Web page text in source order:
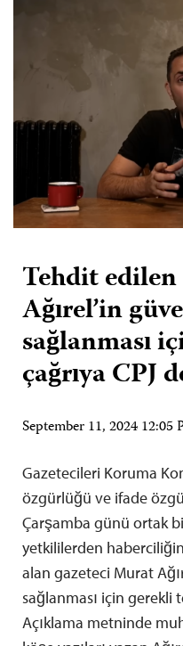
Tehdit
Ağırel’in
sağlanması
çağrıya CPJ
September 11, 2024 12:05
Gazetecileri Koruma
özgürlüğü ve ifade
Çarşamba günü ortak
yetkililerden
alan gazeteci Murat
sağlanması için gerekli
Açıklama metninde